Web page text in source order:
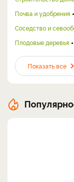
Почва и удобрения
Соседство и
Плодовые деревья
Показать все